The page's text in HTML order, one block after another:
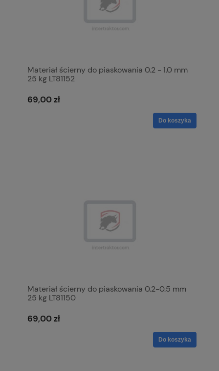
Materiał ścierny do piaskowania 0.2 - 1.0 mm
25 kg LT81152
69,00 zł
Do koszyka
Materiał ścierny do piaskowania 0.2-0.5 mm
25 kg LT81150
69,00 zł
Do koszyka